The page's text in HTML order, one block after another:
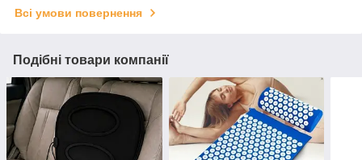
Всі умови повернення
Подібні товари компанії